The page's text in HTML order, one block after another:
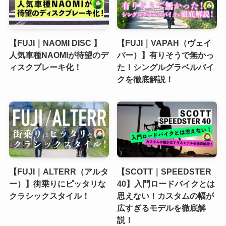
【FUJI｜NAOMI DISC 】
人気車種NAOMIが待望のデ
ィスクブレーキ化！
【FUJI｜VAPAH（ヴェイ
パー）】有りそうで無かっ
た！シングルグラベルバイ
クを徹底解説！
【FUJI｜ALTERR（アルタ
ー）】街乗りにピッタリな
クラシックスタイル！
【SCOTT｜SPEEDSTER
40】入門ロードバイクとは
思えない！カスタムの幅が
広すぎるモデルを徹底解
説！